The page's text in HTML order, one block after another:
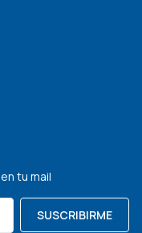
en tu mail
SUSCRIBIRME